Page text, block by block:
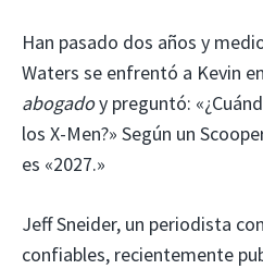
Han pasado dos años y
Waters se enfrentó a Kevin
abogadoy preguntó:
los X-Men?» Según un
es «2027.»
Jeff Sneider, un periodista
confiables, recientemente